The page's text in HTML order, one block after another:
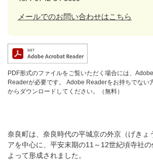
メールでのお問い合わせはこちら
PDF形式のファイルをご覧いただく場合には、
Readerが必要です。
Adobe Readerをお持ちでない
からダウンロードしてください。（無料）
奈良町は、奈良時代の平城京の外京（げきょ
アを中心に、平安末期の11～12世紀頃寺社
よって形成されました。